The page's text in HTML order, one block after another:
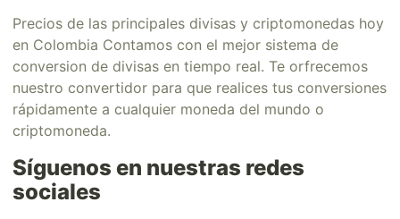
Precios de las principales divisas y criptomonedas hoy
en Colombia Contamos con el mejor sistema de
conversion de divisas en tiempo real. Te orfrecemos
nuestro convertidor para que realices tus conversiones
rápidamente a cualquier moneda del mundo o
criptomoneda.
Síguenos en nuestras redes
sociales